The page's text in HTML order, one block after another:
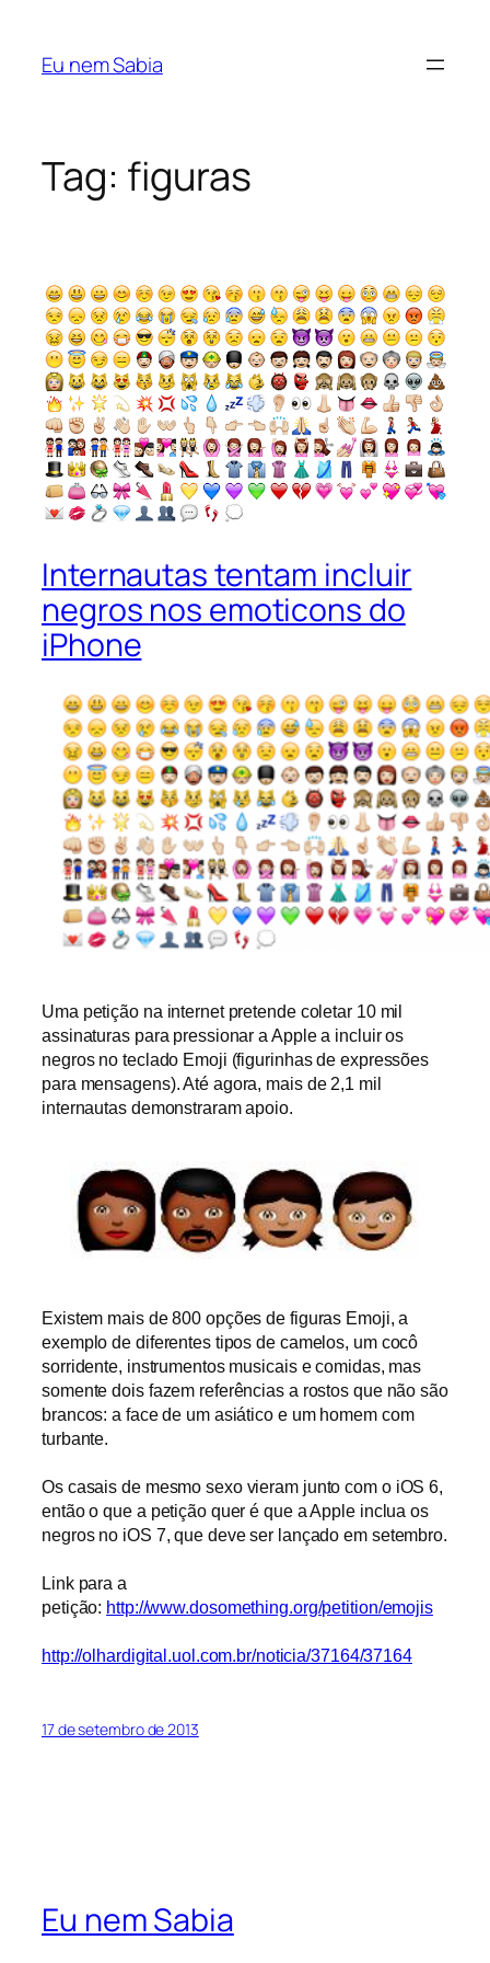
Eu nem Sabia
Tag: figuras
Internautas tentam incluir
negros nos emoticons do
iPhone
Uma petição na internet pretende coletar 10 mil
assinaturas para pressionar a Apple a incluir os
negros no teclado Emoji (figurinhas de expressões
para mensagens). Até agora, mais de 2,1 mil
internautas demonstraram apoio.
Existem mais de 800 opções de figuras Emoji, a
exemplo de diferentes tipos de camelos, um cocô
sorridente, instrumentos musicais e comidas, mas
somente dois fazem referências a rostos que não são
brancos: a face de um asiático e um homem com
turbante.
Os casais de mesmo sexo vieram junto com o iOS 6,
então o que a petição quer é que a Apple inclua os
negros no iOS 7, que deve ser lançado em setembro.
Link para a
petição: http://www.dosomething.org/petition/emojis
http://olhardigital.uol.com.br/noticia/37164/37164
17 de setembro de 2013
Eu nem Sabia